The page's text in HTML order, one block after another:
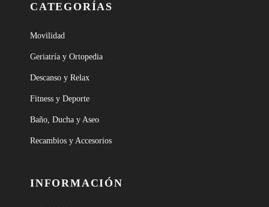
CATEGORÍAS
Movilidad
Geriatría y Ortopedia
Descanso y Relax
Fitness y Deporte
Baño, Ducha y Aseo
Recambios y Accesorios
INFORMACIÓN